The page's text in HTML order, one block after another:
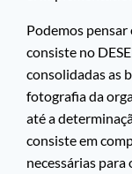
Podemos pensar
consiste no
consolidadas as
fotografia da
até a
consiste em
necessárias para